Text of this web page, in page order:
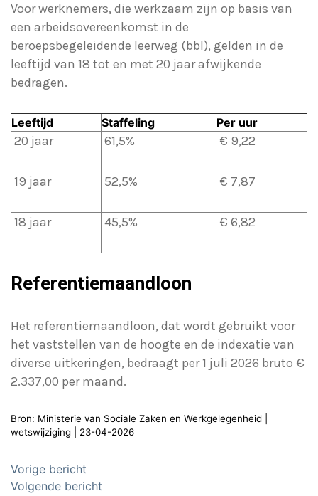
Voor werknemers, die werkzaam zijn op basis van
een arbeidsovereenkomst in de
beroepsbegeleidende leerweg (bbl), gelden in de
leeftijd van 18 tot en met 20 jaar afwijkende
bedragen.
Leeftijd Staffeling Per uur
20 jaar 61,5% € 9,22
19 jaar 52,5% € 7,87
18 jaar 45,5% € 6,82
Referentiemaandloon
Het referentiemaandloon, dat wordt gebruikt voor
het vaststellen van de hoogte en de indexatie van
diverse uitkeringen, bedraagt per 1 juli 2026 bruto €
2.337,00 per maand.
Bron: Ministerie van Sociale Zaken en Werkgelegenheid |
wetswijziging | 23-04-2026
Bericht
navigatie
Vorige bericht
Volgende bericht